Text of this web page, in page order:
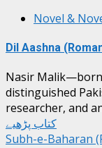
Novel &
Dil Aashna
Nasir
distinguished
researcher, and
کتاب پڑھیے
Subh-e-Baharan